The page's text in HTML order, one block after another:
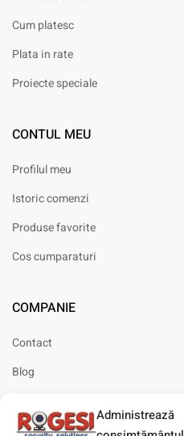
Administrează
Cum platesc
Plata in rate
Proiecte speciale
CONTUL MEU
Profilul meu
Istoric comenzi
Produse favorite
Cos cumparaturi
COMPANIE
Contact
Blog
Solicitare instalare